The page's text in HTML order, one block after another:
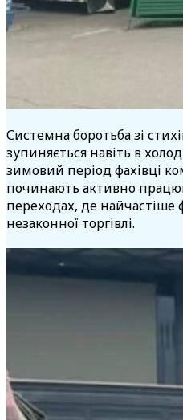
Системна боротьба зі
зупиняється навіть в
зимовий період фахівці
починають активно
переходах, де
незаконної торгівлі.